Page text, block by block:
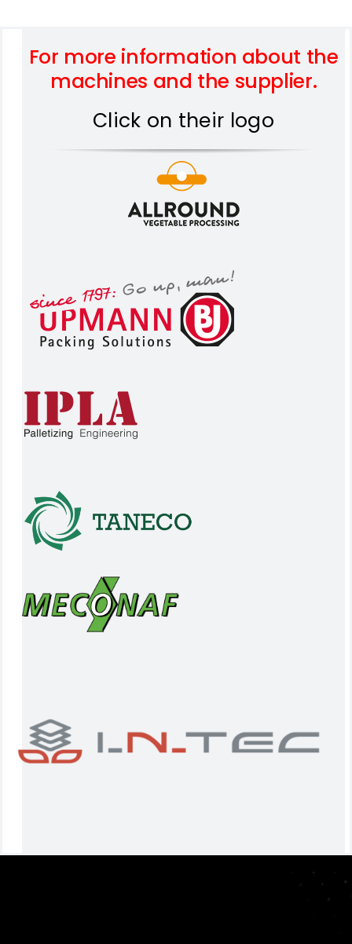
For more information about the
machines and the supplier.
Click on their logo